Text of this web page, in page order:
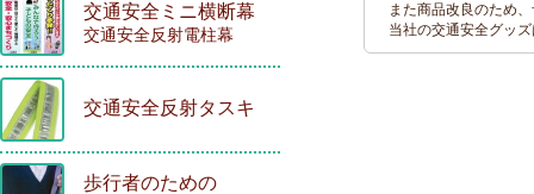
また商品改良のため
当社の交通安全グッ
交通安全ミニ横断幕
交通安全反射電柱幕
交通安全反射タスキ
歩行者のための